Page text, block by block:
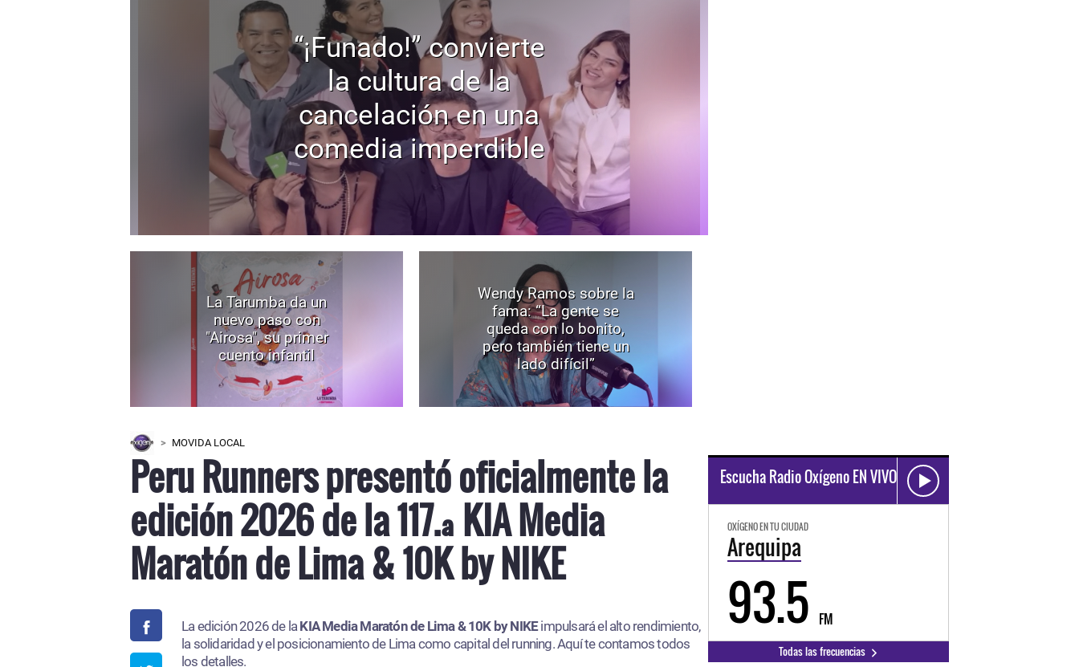
“¡Funado!” convierte
la cultura de la
cancelación en una
comedia imperdible
La Tarumba da un
nuevo paso con
"Airosa", su primer
cuento infantil
Wendy Ramos sobre la
fama: “La gente se
queda con lo bonito,
pero también tiene un
lado difícil”
MOVIDA LOCAL
Peru Runners presentó oficialmente la
edición 2026 de la 117.ª KIA Media
Maratón de Lima & 10K by NIKE
La edición 2026 de la KIA Media Maratón de Lima & 10K by NIKEimpulsará el alto rendimiento,
la solidaridad y el posicionamiento de Lima como capital del running. Aquí te contamos todos
los detalles.
Escucha Radio Oxígeno EN VIVO
OXÍGENO EN TU CIUDAD
Arequipa
93.5 FM
Todas las frecuencias